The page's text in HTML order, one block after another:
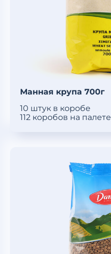
Манная крупа 700г
10 штук в коробе
112 коробов на палете